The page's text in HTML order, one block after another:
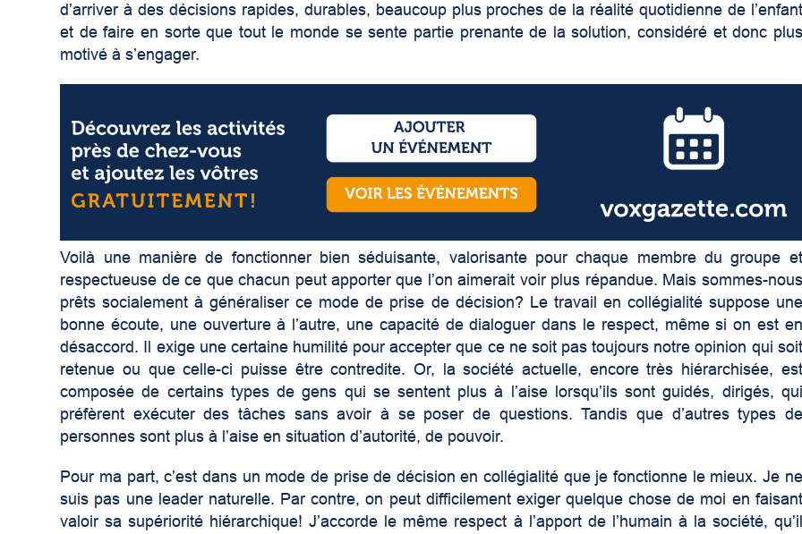
d’arriver à des décisions rapides, durables, beaucoup plus proches de la réalité quotidienne de l’enfant
et de faire en sorte que tout le monde se sente partie prenante de la solution, considéré et donc plus
motivé à s’engager.
Voilà une manière de fonctionner bien séduisante, valorisante pour chaque membre du groupe et
respectueuse de ce que chacun peut apporter que l’on aimerait voir plus répandue. Mais sommes-nous
prêts socialement à généraliser ce mode de prise de décision? Le travail en collégialité suppose une
bonne écoute, une ouverture à l’autre, une capacité de dialoguer dans le respect, même si on est en
désaccord. Il exige une certaine humilité pour accepter que ce ne soit pas toujours notre opinion qui soit
retenue ou que celle-ci puisse être contredite. Or, la société actuelle, encore très hiérarchisée, est
composée de certains types de gens qui se sentent plus à l’aise lorsqu’ils sont guidés, dirigés, qui
préfèrent exécuter des tâches sans avoir à se poser de questions. Tandis que d’autres types de
personnes sont plus à l’aise en situation d’autorité, de pouvoir.
Pour ma part, c’est dans un mode de prise de décision en collégialité que je fonctionne le mieux. Je ne
suis pas une leader naturelle. Par contre, on peut difficilement exiger quelque chose de moi en faisant
valoir sa supériorité hiérarchique! J’accorde le même respect à l’apport de l’humain à la société, qu’il